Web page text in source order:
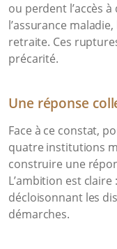
ou perdent l’accès
l’assurance
retraite. Ces
précarité.
Une réponse
Face à ce constat,
quatre institutions
construire une
L’ambition est claire :
décloisonnant les
démarches.